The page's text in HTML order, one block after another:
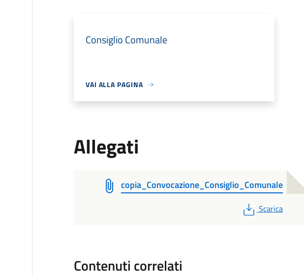
Consiglio Comunale
VAI ALLA PAGINA
Allegati
copia_Convocazione_Consiglio_Comunale
PDF
Scarica
Contenuti correlati